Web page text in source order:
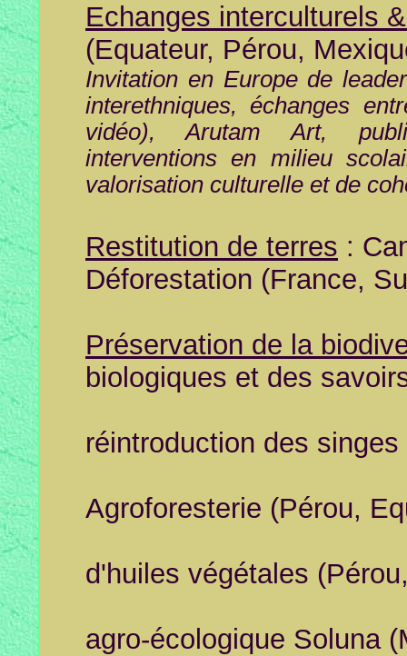
Echanges interculturels
(Equateur, Pérou,
Invitation en Europe de
interethniques, échanges
vidéo),Arutam Art,
interventions en milieu
valorisation culturelle et de
Restitution de terres :
Déforestation (France,
Préservation de la
biologiques et des
réintroduction des
Agroforesterie (Pérou,
d'huiles végétales
agro-écologique Soluna